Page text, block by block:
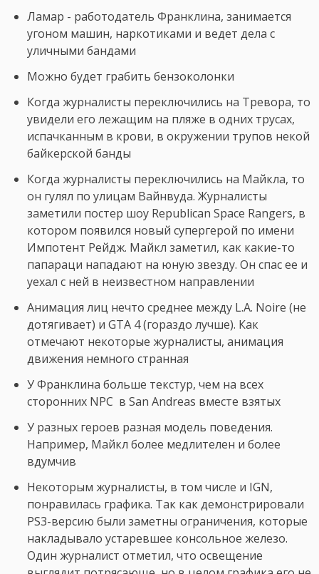
Ламар - работодатель Франклина, занимается
угоном машин, наркотиками и ведет дела с
уличными бандами
Можно будет грабить бензоколонки
Когда журналисты переключились на Тревора, то
увидели его лежащим на пляже в одних трусах,
испачканным в крови, в окружении трупов некой
байкерской банды
Когда журналисты переключились на Майкла, то
он гулял по улицам Вайнвуда. Журналисты
заметили постер шоу Republican Space Rangers, в
котором появился новый супергерой по имени
Импотент Рейдж. Майкл заметил, как какие-то
папараци нападают на юную звезду. Он спас ее и
уехал с ней в неизвестном направлении
Анимация лиц нечто среднее между L.A. Noire (не
дотягивает) и GTA 4 (гораздо лучше). Как
отмечают некоторые журналисты, анимация
движения немного странная
У Франклина больше текстур, чем на всех
сторонних NPC в San Andreas вместе взятых
У разных героев разная модель поведения.
Например, Майкл более медлителен и более
вдумчив
Некоторым журналисты, в том числе и IGN,
понравилась графика. Так как демонстрировали
PS3-версию были заметны ограничения, которые
накладывало устаревшее консольное железо.
Один журналист отметил, что освещение